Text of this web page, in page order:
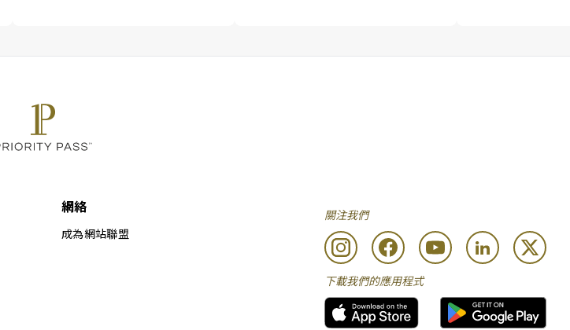
網絡
成為網站聯盟
關注我們
下載我們的應用程式